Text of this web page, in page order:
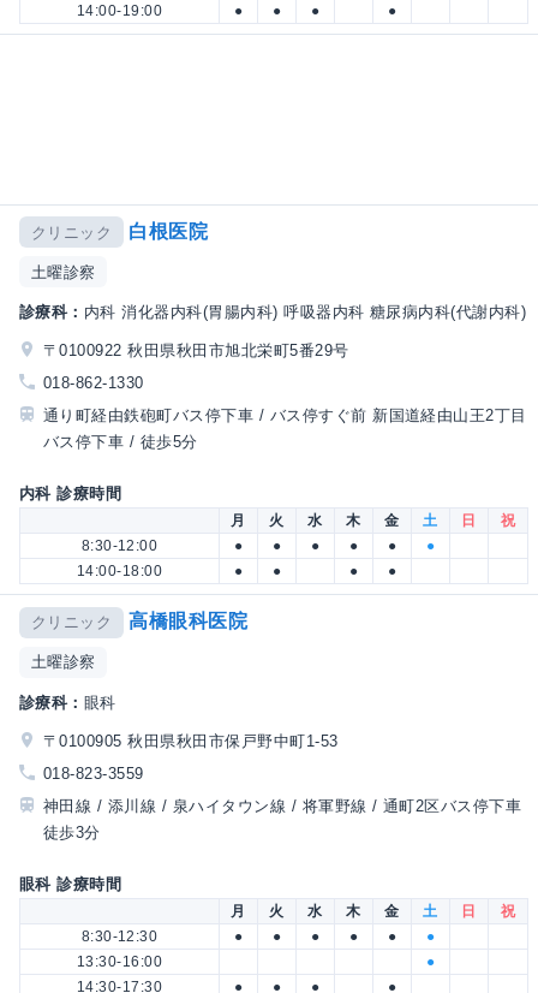
14:00-19:00
● ● ● ●
クリニック 白根医院
土曜診察
診療科： 内科 消化器内科(胃腸内科) 呼吸器内科 糖尿病内科(代謝内科)
〒0100922 秋田県秋田市旭北栄町5番29号
018-862-1330
通り町経由鉄砲町バス停下車 / バス停すぐ前 新国道経由山王2丁目
バス停下車 / 徒歩5分
内科 診療時間
月 火 水 木 金 土 日
祝
8:30-12:00
● ● ● ● ●
●
14:00-18:00
● ● ● ●
クリニック 高橋眼科医院
土曜診察
診療科： 眼科
〒0100905 秋田県秋田市保戸野中町1-53
018-823-3559
神田線 / 添川線 / 泉ハイタウン線 / 将軍野線 / 通町2区バス停下車
徒歩3分
眼科 診療時間
月 火 水 木 金 土 日
祝
8:30-12:30
● ● ● ● ●
●
13:30-16:00
●
14:30-17:30
● ● ● ●